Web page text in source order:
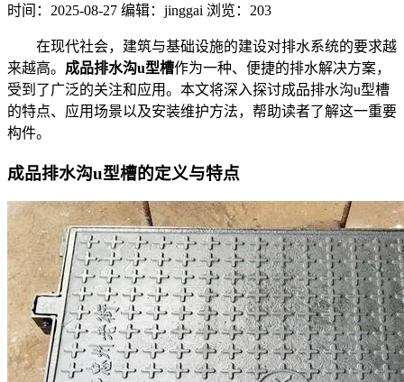
时间： 2025-08-27 编辑：jinggai 浏览：203
在现代社会，建筑与基础设施的建设对排水系统的要求越
来越高。 成品排水沟u型槽作为一种、便捷的排水解决方案，
受到了广泛的关注和应用。本文将深入探讨成品排水沟u型槽
的特点、应用场景以及安装维护方法，帮助读者了解这一重要
构件。
成品排水沟u型槽的定义与特点